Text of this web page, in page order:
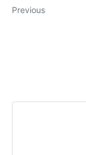
Previous